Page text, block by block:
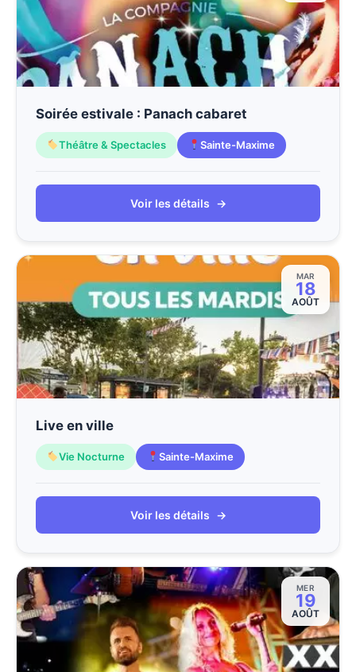
Soirée estivale : Panach cabaret
Théâtre & Spectacles Sainte-Maxime
Voir les détails →
MAR
18
AOÛT
Live en ville
Vie Nocturne Sainte-Maxime
Voir les détails →
MER
19
AOÛT